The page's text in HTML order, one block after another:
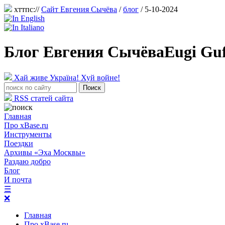
хттпс://Сайт Евгения Сычёва /блог / 5-10-2024
Блог Евгения СычёваEugi
Хай живе Україна! Хуй войне!
RSS статей сайта
Главная
Про xBase.ru
Инструменты
Поездки
Архивы «Эха Москвы»
Раздаю добро
Блог
И почта
☰
❌
Главная